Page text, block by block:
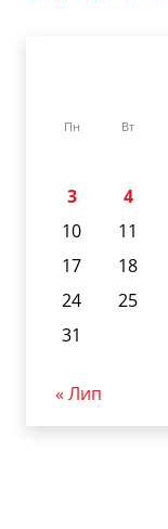
Пн Вт
3
4
10
11
17
18
24
25
31
« Лип